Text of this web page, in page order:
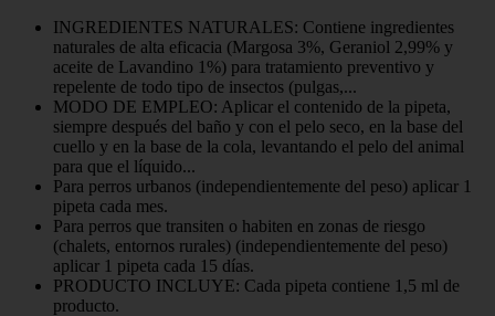
INGREDIENTES NATURALES: Contiene ingredientes
naturales de alta eficacia (Margosa 3%, Geraniol 2,99% y
aceite de Lavandino 1%) para tratamiento preventivo y
repelente de todo tipo de insectos (pulgas,...
MODO DE EMPLEO: Aplicar el contenido de la pipeta,
siempre después del baño y con el pelo seco, en la base del
cuello y en la base de la cola, levantando el pelo del animal
para que el líquido...
Para perros urbanos (independientemente del peso) aplicar 1
pipeta cada mes.
Para perros que transiten o habiten en zonas de riesgo
(chalets, entornos rurales) (independientemente del peso)
aplicar 1 pipeta cada 15 días.
PRODUCTO INCLUYE: Cada pipeta contiene 1,5 ml de
producto.